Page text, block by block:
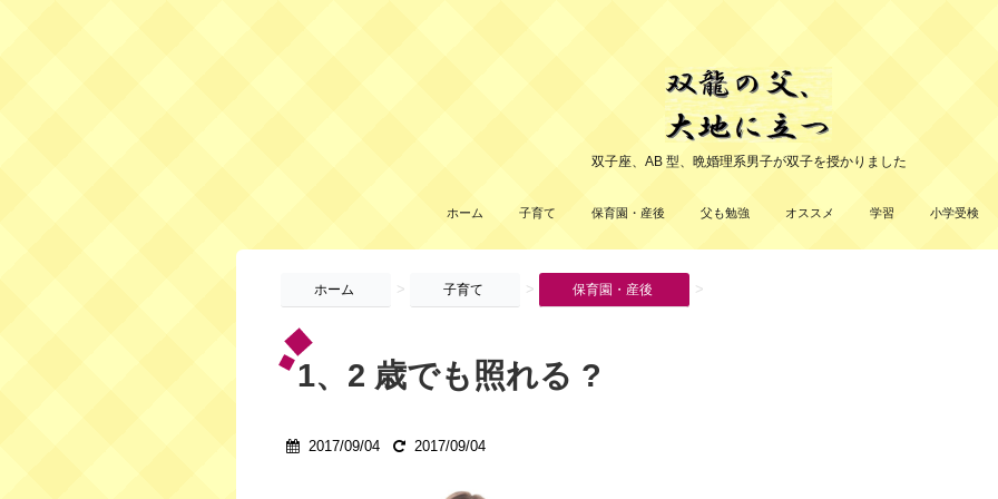
双子座、AB 型、晩婚理系男子が双子を授かりました
ホーム 子育て 保育園・産後 父も勉強 オススメ 学習 小学受検
ホーム > 子育て > 保育園・産後 >
1、2 歳でも照れる ?
2017/09/04 2017/09/04